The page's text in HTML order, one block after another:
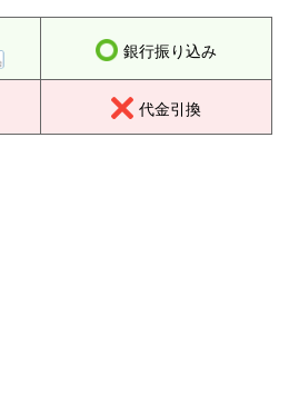
銀行振り込み
代金引換